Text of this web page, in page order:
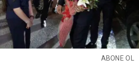
ABONE OL